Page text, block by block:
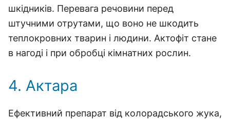
шкідників. Перевага речовини перед
штучними отрутами, що воно не шкодить
теплокровних тварин і людини. Актофіт стане
в нагоді і при обробці кімнатних рослин.
4. Актара
Ефективний препарат від колорадського жука,